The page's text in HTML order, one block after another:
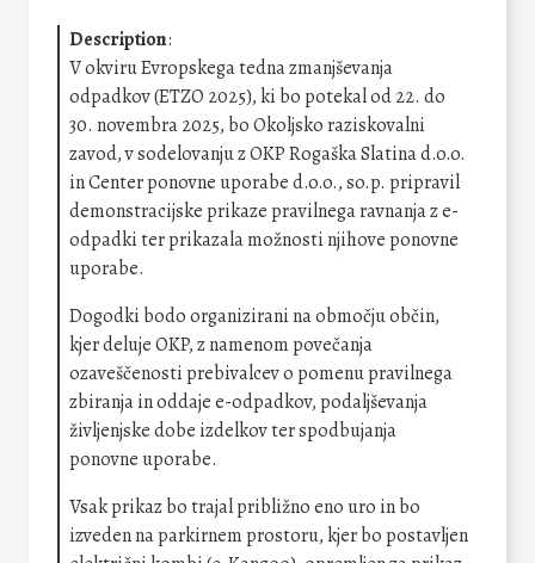
Description:
V okviru Evropskega tedna zmanjševanja
odpadkov (ETZO 2025), ki bo potekal od 22. do
30. novembra 2025, bo Okoljsko raziskovalni
zavod, v sodelovanju z OKP Rogaška Slatina d.o.o.
in Center ponovne uporabe d.o.o., so.p. pripravil
demonstracijske prikaze pravilnega ravnanja z e-
odpadki ter prikazala možnosti njihove ponovne
uporabe.
Dogodki bodo organizirani na območju občin,
kjer deluje OKP, z namenom povečanja
ozaveščenosti prebivalcev o pomenu pravilnega
zbiranja in oddaje e-odpadkov, podaljševanja
življenjske dobe izdelkov ter spodbujanja
ponovne uporabe.
Vsak prikaz bo trajal približno eno uro in bo
izveden na parkirnem prostoru, kjer bo postavljen